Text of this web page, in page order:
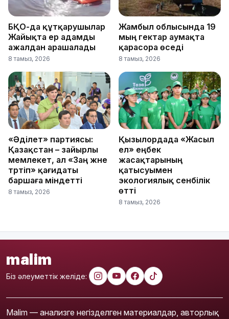
БҚО-да құтқарушылар
Жайықта ер адамды
ажалдан арашалады
8 тамыз, 2026
Жамбыл облысында 19
мың гектар аумақта
қарасора өседі
8 тамыз, 2026
«Әділет» партиясы:
Қазақстан – зайырлы
мемлекет, ал «Заң және
тәртіп» қағидаты
баршаға міндетті
8 тамыз, 2026
Қызылордада «Жасыл
ел» еңбек
жасақтарының
қатысуымен
экологиялық сенбілік
өтті
8 тамыз, 2026
malim
Біз әлеуметтік желіде:
Malim — анализге негізделген материалдар, авторлық